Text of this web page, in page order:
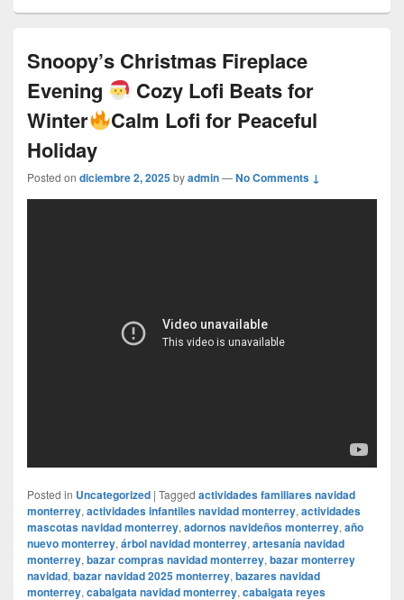
Snoopy’s Christmas Fireplace
Evening
Cozy Lofi Beats for
Winter
Calm Lofi for Peaceful
Holiday
Posted on diciembre 2, 2025byadmin—No Comments ↓
Posted in Uncategorized | Tagged actividades familiares navidad
monterrey, actividades infantiles navidad monterrey, actividades
mascotas navidad monterrey, adornos navideños monterrey, año
nuevo monterrey, árbol navidad monterrey, artesanía navidad
monterrey, bazar compras navidad monterrey, bazar monterrey
navidad, bazar navidad 2025 monterrey, bazares navidad
monterrey, cabalgata navidad monterrey, cabalgata reyes